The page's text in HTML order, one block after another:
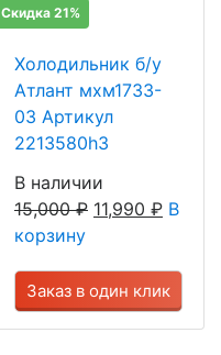
Скидка 21%
Холодильник б/у
Атлант мхм1733-
03 Артикул
2213580h3
В наличии
15,000₽ 11,990 ₽ В
корзину
Заказ в один клик